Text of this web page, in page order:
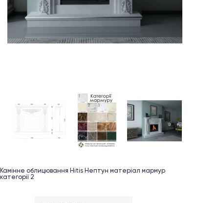
Камінне облицювання Hitis Нептун матеріал мармур
категорії 2